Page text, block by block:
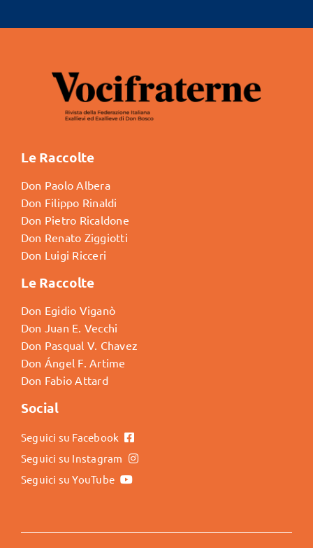
Le Raccolte
Don Paolo Albera
Don Filippo Rinaldi
Don Pietro Ricaldone
Don Renato Ziggiotti
Don Luigi Ricceri
Le Raccolte
Don Egidio Viganò
Don Juan E. Vecchi
Don Pasqual V. Chavez
Don Ángel F. Artime
Don Fabio Attard
Social
Seguici su Facebook
Seguici su Instagram
Seguici su YouTube